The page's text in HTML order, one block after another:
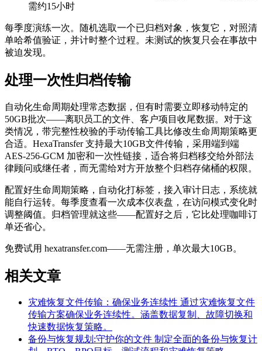
需约15小时
每季度演练一次。随机选取一个已归档对象，恢复它，对照清
单哈希值验证，并计时整个过程。未测试的恢复只会在事故中
被迫发现。
处理一次性归档传输
自动化生命周期处理常态数据，但有时需要立即移动特定的
50GB批次——离职员工的文件、客户项目收尾数据。对于这
类情况，带完整性校验的手动传输工具比修改生命周期策略更
合适。HexaTransfer 支持最大10GB文件传输，采用端到端
AES-256-GCM 加密和一次性链接，适合将归档移交给外部法
律顾问或继任者，而无需给对方开放整个归档存储桶的权限。
配置好生命周期策略，自动化打标签，接入审计日志，系统就
能自行运转。每季度查看一次成本仪表盘，在访问模式变化时
调整阈值。归档管理就这些——配置好之后，它比处理咖啡订
单还省心。
免费试用 hexatransfer.com——无需注册，单次最大10GB。
相关文章
灾难恢复文件传输：确保业务连续性 通过灾难恢复文件
传输方案确保业务连续性。涵盖数据复制、故障切换和
快速数据恢复策略。
备份与恢复规划:守护你的文件 制定全面的备份与恢复计